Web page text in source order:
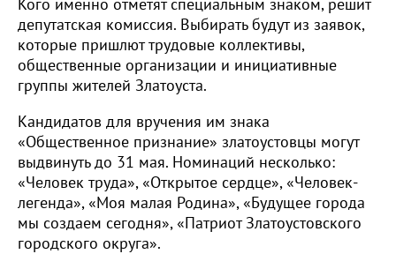
депутатская комиссия. Выбирать будут из заявок,
которые пришлют трудовые коллективы,
общественные организации и инициативные
группы жителей Златоуста.
Кандидатов для вручения им знака
«Общественное признание» златоустовцы могут
выдвинуть до 31 мая. Номинаций несколько:
«Человек труда», «Открытое сердце», «Человек-
легенда», «Моя малая Родина», «Будущее города
мы создаем сегодня», «Патриот Златоустовского
городского округа».